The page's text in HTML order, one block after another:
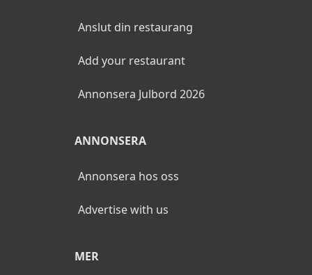
Anslut din restaurang
Add your restaurant
Annonsera Julbord 2026
ANNONSERA
Annonsera hos oss
Advertise with us
MER